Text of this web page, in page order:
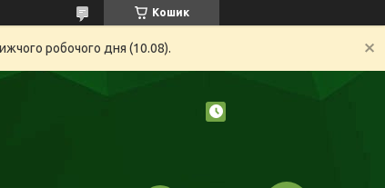
Кошик
робочого дня (10.08).